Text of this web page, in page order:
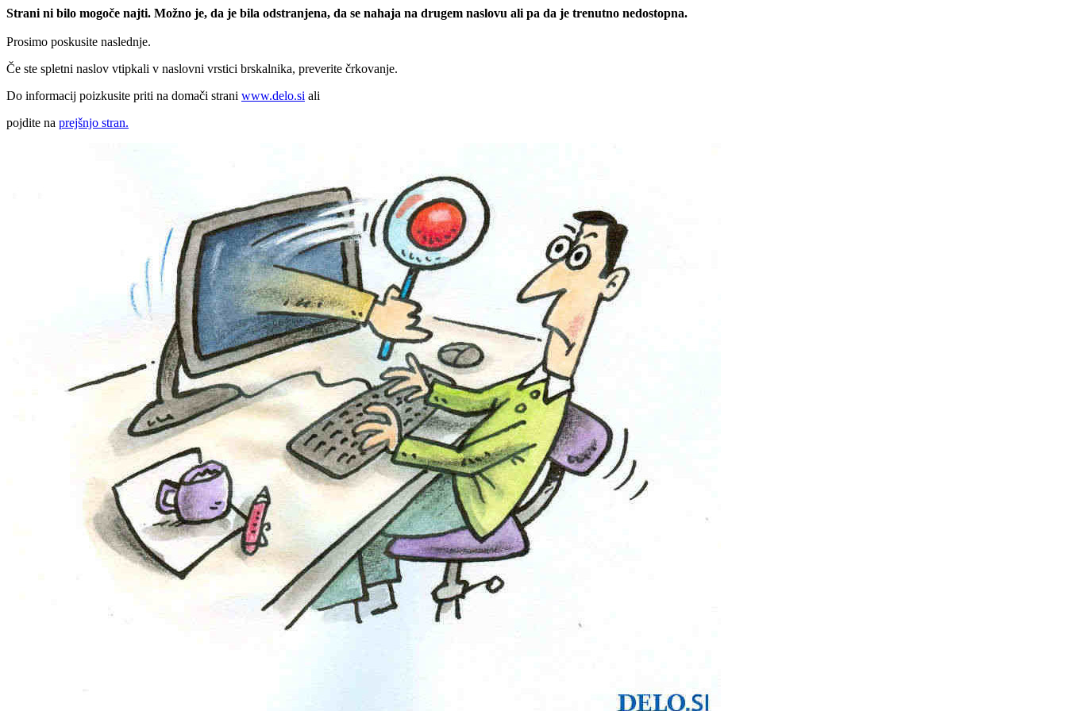
Strani ni bilo mogoče najti. Možno je, da je bila odstranjena, da se nahaja na drugem naslovu ali pa da je trenutno nedostopna.
Prosimo poskusite naslednje.
Če ste spletni naslov vtipkali v naslovni vrstici brskalnika, preverite črkovanje.
Do informacij poizkusite priti na domači strani www.delo.si ali
pojdite na prejšnjo stran.